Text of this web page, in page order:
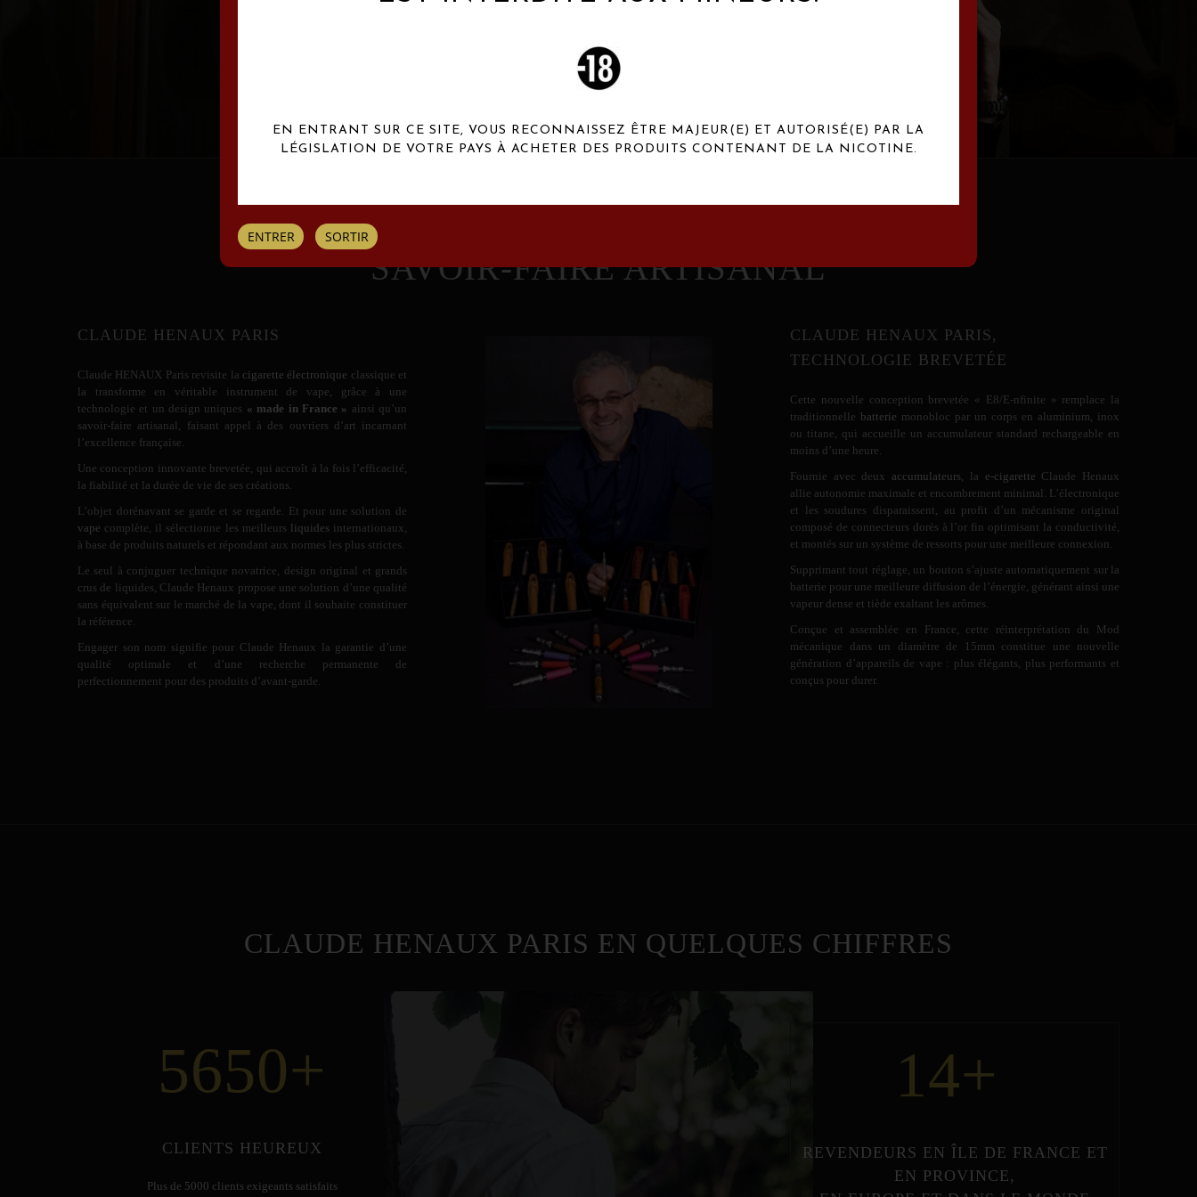
SAVOIR-FAIRE ARTISANAL
CLAUDE HENAUX PARIS
Claude HENAUX Paris revisite la cigarette électronique classique et
la transforme en véritable instrument de vape, grâce à une
technologie et un design uniques « made in France » ainsi qu’un
savoir-faire artisanal, faisant appel à des ouvriers d’art incarnant
l’excellence française.
Une conception innovante brevetée, qui accroît à la fois l’efficacité,
la fiabilité et la durée de vie de ses créations.
L’objet dorénavant se garde et se regarde. Et pour une solution de
vape complète, il sélectionne les meilleurs liquidesinternationaux,
à base de produits naturels et répondant aux normes les plus strictes.
Le seul à conjuguer technique novatrice, design original et grands
crus de liquides, Claude Henaux propose une solution d’une qualité
sans équivalent sur le marché de la vape, dont il souhaite constituer
la référence.
Engager son nom signifie pour Claude Henaux la garantie d’une
qualité optimale et d’une recherche permanente de
perfectionnement pour des produits d’avant-garde.
CLAUDE HENAUX PARIS,
TECHNOLOGIE BREVETÉE
Cette nouvelle conception brevetée « E8/E-nfinite » remplace la
traditionnelle batterie monobloc par un corps en aluminium, inox
ou titane, qui accueille un accumulateur standard rechargeable en
moins d’une heure.
Fournie avec deux accumulateurs , la e-cigarette Claude Henaux
allie autonomie maximale et encombrement minimal. L’électronique
et les soudures disparaissent, au profit d’un mécanisme original
composé de connecteurs dorés à l’or fin optimisant la conductivité,
et montés sur un système de ressorts pour une meilleure connexion.
Supprimant tout réglage, un bouton s’ajuste automatiquement sur la
batterie pour une meilleure diffusion de l’énergie, générant ainsi une
vapeur dense et tiède exaltant les arômes.
Conçue et assemblée en France, cette réinterprétation du Mod
mécanique dans un diamètre de 15mm constitue une nouvelle
génération d’appareils de vape : plus élégants, plus performants et
conçus pour durer.
CLAUDE HENAUX PARIS EN QUELQUES CHIFFRES
5650+
CLIENTS HEUREUX
Plus de 5000 clients exigeants satisfaits
14+
REVENDEURS EN ÎLE DE FRANCE ET
EN PROVINCE,
EN ENTRANT SUR CE SITE, VOUS RECONNAISSEZ ÊTRE MAJEUR(E) ET AUTORISÉ(E) PAR LA
LÉGISLATION DE VOTRE PAYS À ACHETER DES PRODUITS CONTENANT DE LA NICOTINE.
ENTRER SORTIR